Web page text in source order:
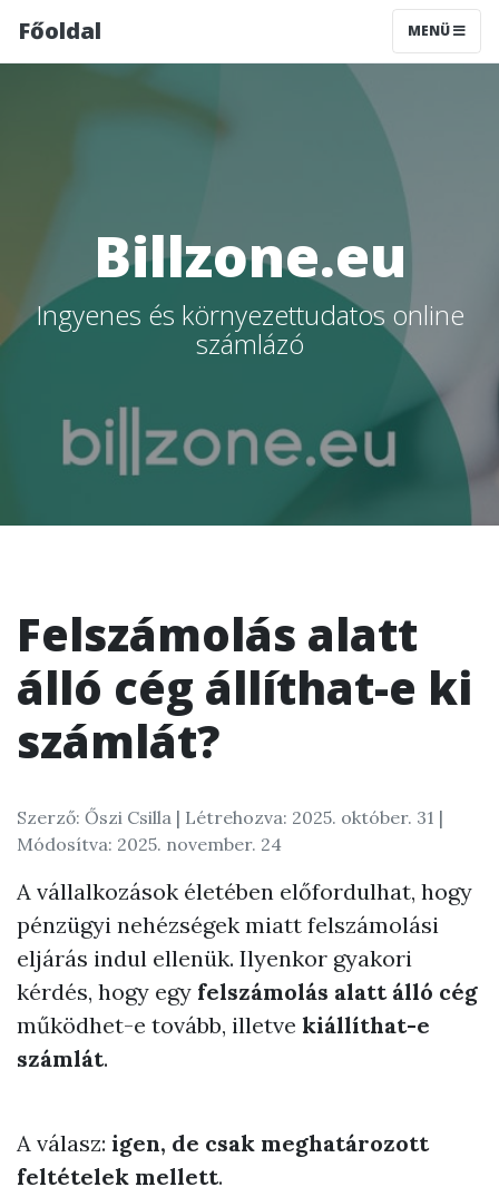
Főoldal MENÜ
Billzone.eu
Ingyenes és környezettudatos online
számlázó
Felszámolás alatt
álló cég állíthat-e ki
számlát?
Szerző: Őszi Csilla | Létrehozva: 2025. október. 31 |
Módosítva: 2025. november. 24
A vállalkozások életében előfordulhat, hogy
pénzügyi nehézségek miatt felszámolási
eljárás indul ellenük. Ilyenkor gyakori
kérdés, hogy egy felszámolás alatt álló cég
működhet-e tovább, illetve kiállíthat-e
számlát.
A válasz: igen, de csak meghatározott
feltételek mellett.